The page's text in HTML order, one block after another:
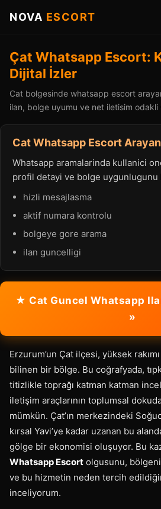
NOVA ESCORT
Çat Whatsapp Escort:
Dijital İzler
Cat bolgesinde whatsapp escort
ilan, bolge uyumu ve net iletisim odakli
Cat Whatsapp Escort
Whatsapp aramalarinda kullanici
profil detayi ve bolge uygunlugunu
hizli mesajlasma
aktif numara kontrolu
bolgeye gore arama
ilan guncelligi
★ Cat Guncel Whatsapp
»
Erzurum’un Çat ilçesi, yüksek
bilinen bir bölge. Bu coğrafyada,
titizlikle toprağı katman katman
iletişim araçlarının toplumsal
mümkün. Çat’ın merkezindeki
kırsal Yavi’ye kadar uzanan bu
gölge bir ekonomisi oluşuyor. Bu
Whatsapp Escort olgusunu,
ve bu hizmetin neden tercih
inceliyorum.